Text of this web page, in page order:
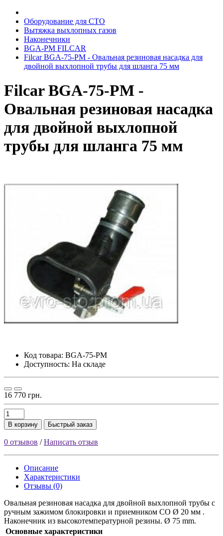
Oбopудoвaниe для CTO
Вытяжка выхлопных газов
Наконечники
BGA-PM FILCAR
Filcar BGA-75-PM - Овальная резиновая насадка для
двойной выхлопной трубы для шланга 75 мм
Filcar BGA-75-PM -
Овальная резиновая насадка
для двойной выхлопной
трубы для шланга 75 мм
Код товара: BGA-75-PM
Доступность: На складе
16 770 грн.
В корзину Быстрый заказ
0 отзывов /Написать отзыв
Описание
Характеристики
Отзывы (0)
Овальная резиновая насадка для двойной выхлопной трубы с
ручным зажимом блокировки и приемником CO Ø 20 мм .
Наконечник из высокотемпературной резины. Ø 75 mm.
Основные характеристики